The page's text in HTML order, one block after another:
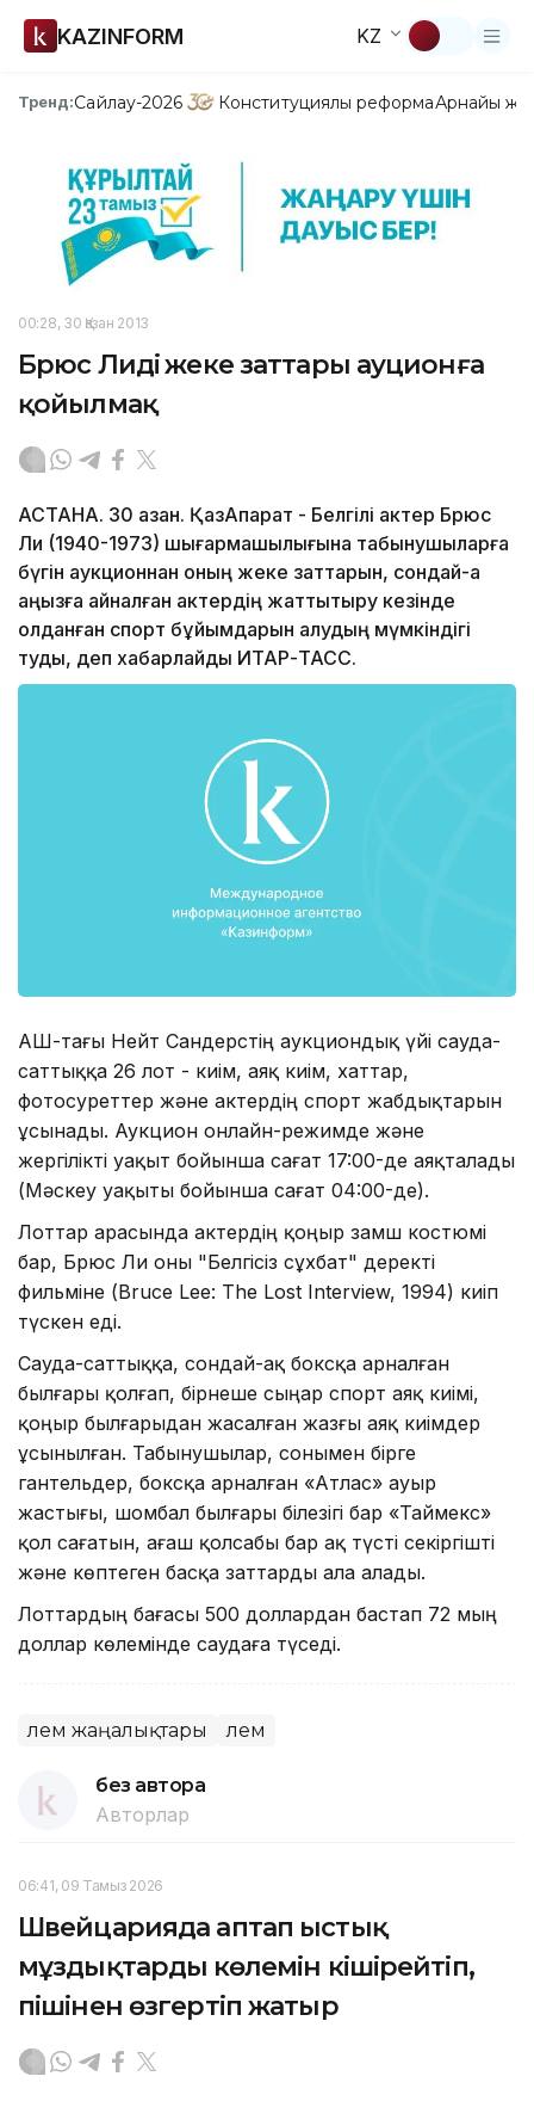
KAZINFORM KZ
Тренд:Сайлау-2026 Конституциялық реформаАрнайы
00:28, 30 Қазан 2013
Брюс Лидің жеке заттары ауционға
қойылмақ
АСТАНА. 30 қазан. ҚазАқпарат - Белгілі актер Брюс
Ли (1940-1973) шығармашылығына табынушыларға
бүгін аукционнан оның жеке заттарын, сондай-ақ
аңызға айналған актердің жаттықтыру кезінде
қолданған спорт бұйымдарын алудың мүмкіндігі
туды, деп хабарлайды ИТАР-ТАСС.
АҚШ-тағы Нейт Сандерстің аукциондық үйі сауда-
саттыққа 26 лот - киім, аяқ киім, хаттар,
фотосуреттер және актердің спорт жабдықтарын
ұсынады. Аукцион онлайн-режимде және
жергілікті уақыт бойынша сағат 17:00-де аяқталады
(Мәскеу уақыты бойынша сағат 04:00-де).
Лоттар арасында актердің қоңыр замш костюмі
бар, Брюс Ли оны "Белгісіз сұхбат" деректі
фильміне (Bruce Lee: The Lost Interview, 1994) киіп
түскен еді.
Сауда-саттыққа, сондай-ақ боксқа арналған
былғары қолғап, бірнеше сыңар спорт аяқ киімі,
қоңыр былғарыдан жасалған жазғы аяқ киімдер
ұсынылған. Табынушылар, сонымен бірге
гантельдер, боксқа арналған «Атлас» ауыр
жастығы, шомбал былғары білезігі бар «Таймекс»
қол сағатын, ағаш қолсабы бар ақ түсті секіргішті
және көптеген басқа заттарды ала алады.
Лоттардың бағасы 500 доллардан бастап 72 мың
доллар көлемінде саудаға түседі.
Әлем жаңалықтары Әлем
без автора
Авторлар
06:41, 09 Тамыз 2026
Швейцарияда аптап ыстық
мұздықтардың көлемін кішірейтіп,
пішінен өзгертіп жатыр